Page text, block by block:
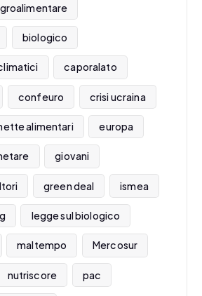
biologico
caporalato
confeuro crisi ucraina
alimentari europa
giovani
green deal ismea
legge sul biologico
maltempo Mercosur
nutriscore pac